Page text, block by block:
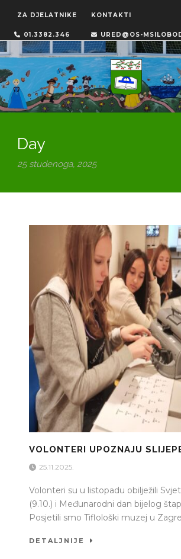
ZA DJELATNIKE KONTAKTI
01.3382.346 URED@OS-
Day
25 studenoga, 2025
VOLONTERI UPOZNAJU
25.11.2025.
Volonteri su u listopadu obilježili
(9.10.) i Međunarodni dan bijelog
Posjetili smo Tiflološki muzej u
DETALJNIJE